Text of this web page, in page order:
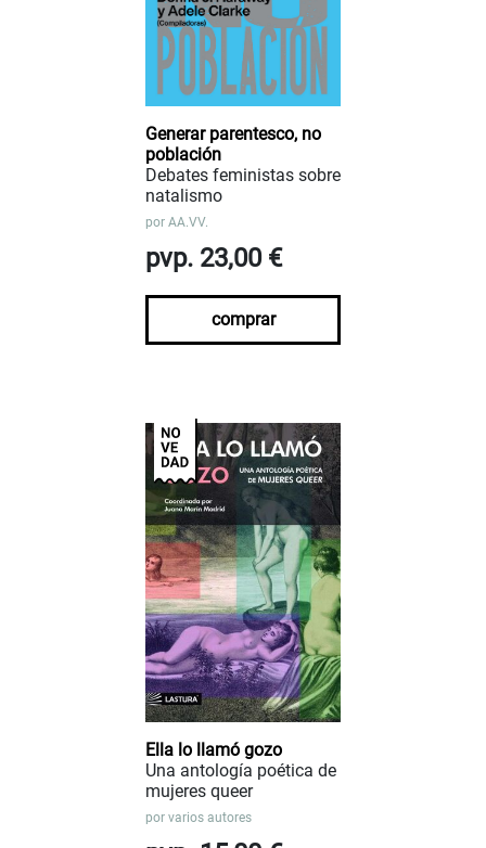
Generar parentesco, no
población
Debates feministas sobre
natalismo
por AA.VV.
pvp. 23,00 €
comprar
Ella lo llamó gozo
Una antología poética de
mujeres queer
por varios autores